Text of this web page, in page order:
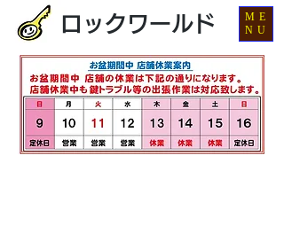
ロックワールド
ME
NU